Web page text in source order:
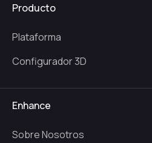
Producto
Plataforma
Configurador 3D
Enhance
Sobre Nosotros